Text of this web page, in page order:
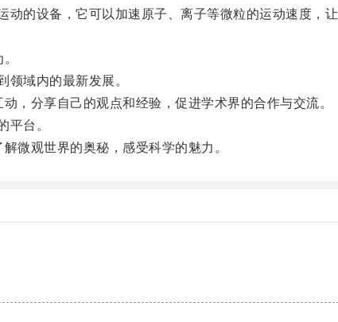
的设备，它可以加速原子、离子等微粒的运动速度，
域内的最新发展。
分享自己的观点和经验，促进学术界的合作与交流。
台。
微观世界的奥秘，感受科学的魅力。